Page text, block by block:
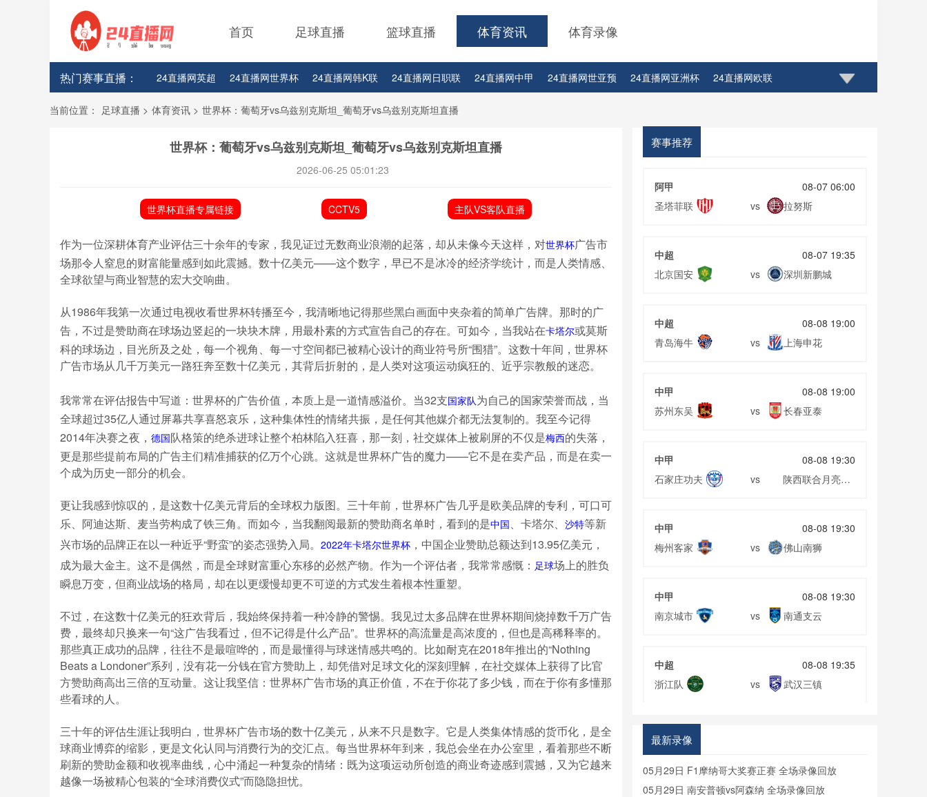
首页 足球直播 篮球直播 体育资讯 体育录像
热门赛事直播： 24直播网英超 24直播网世界杯 24直播网韩K联 24直播网日职联 24直播网中甲 24直播网世亚预 24直播网亚洲杯 24直播网欧联
24直播网意甲 24直播网法甲 24直播网西甲 24直播网德甲 24直播网欧冠
24直播网CBA浙江男篮 24直播网CBA上海男篮 24直播网CBA山西男篮 24直播网CBA山东男篮 24直播网CBA青岛男篮
24直播网CBA辽宁男篮 24直播网CBA广东男篮
24直播网CBA广厦队 24直播网CBA福建男篮 24直播网CBA浙江队 24直播网CBA四川队 24直播网CBA山西队 24直播网CBA青岛队
当前位置： 足球直播 > 体育资讯 > 世界杯：葡萄牙vs乌兹别克斯坦_葡萄牙vs乌兹别克斯坦直播
世界杯：葡萄牙vs乌兹别克斯坦_葡萄牙vs乌兹别克斯坦直播
2026-06-25 05:01:23
世界杯直播专属链接 CCTV5 主队VS客队直播
作为一位深耕体育产业评估三十余年的专家，我见证过无数商业浪潮的起落，却从未像今天这样，对世界杯广告市
场那令人窒息的财富能量感到如此震撼。数十亿美元——这个数字，早已不是冰冷的经济学统计，而是人类情感、
全球欲望与商业智慧的宏大交响曲。
从1986年我第一次通过电视收看世界杯转播至今，我清晰地记得那些黑白画面中夹杂着的简单广告牌。那时的广
告，不过是赞助商在球场边竖起的一块块木牌，用最朴素的方式宣告自己的存在。可如今，当我站在卡塔尔或莫斯
科的球场边，目光所及之处，每一个视角、每一寸空间都已被精心设计的商业符号所“围猎”。这数十年间，世界杯
广告市场从几千万美元一路狂奔至数十亿美元，其背后折射的，是人类对这项运动疯狂的、近乎宗教般的迷恋。
我常常在评估报告中写道：世界杯的广告价值，本质上是一道情感溢价。当32支国家队为自己的国家荣誉而战，当
全球超过35亿人通过屏幕共享喜怒哀乐，这种集体性的情绪共振，是任何其他媒介都无法复制的。我至今记得
2014年决赛之夜， 德国队格策的绝杀进球让整个柏林陷入狂喜，那一刻，社交媒体上被刷屏的不仅是梅西的失落，
更是那些提前布局的广告主们精准捕获的亿万个心跳。这就是世界杯广告的魔力——它不是在卖产品，而是在卖一
个成为历史一部分的机会。
更让我感到惊叹的，是这数十亿美元背后的全球权力版图。三十年前，世界杯广告几乎是欧美品牌的专利，可口可
乐、阿迪达斯、麦当劳构成了铁三角。而如今，当我翻阅最新的赞助商名单时，看到的是中国、卡塔尔、 沙特等新
兴市场的品牌正在以一种近乎“野蛮”的姿态强势入局。 2022年卡塔尔世界杯 ，中国企业赞助总额达到13.95亿美元，
成为最大金主。这不是偶然，而是全球财富重心东移的必然产物。作为一个评估者，我常常感慨： 足球场上的胜负
瞬息万变，但商业战场的格局，却在以更缓慢却更不可逆的方式发生着根本性重塑。
不过，在这数十亿美元的狂欢背后，我始终保持着一种冷静的警惕。我见过太多品牌在世界杯期间烧掉数千万广告
费，最终却只换来一句“这广告我看过，但不记得是什么产品”。世界杯的高流量是高浓度的，但也是高稀释率的。
那些真正成功的品牌，往往不是最喧哗的，而是最懂得与球迷情感共鸣的。比如耐克在2018年推出的“Nothing
Beats a Londoner”系列，没有花一分钱在官方赞助上，却凭借对足球文化的深刻理解，在社交媒体上获得了比官
方赞助商高出三倍的互动量。这让我坚信：世界杯广告市场的真正价值，不在于你花了多少钱，而在于你有多懂那
些看球的人。
三十年的评估生涯让我明白，世界杯广告市场的数十亿美元，从来不只是数字。它是人类集体情感的货币化，是全
球商业博弈的缩影，更是文化认同与消费行为的交汇点。每当世界杯年到来，我总会坐在办公室里，看着那些不断
刷新的赞助金额和收视率曲线，心中涌起一种复杂的情绪：既为这项运动所创造的商业奇迹感到震撼，又为它越来
越像一场被精心包装的“全球消费仪式”而隐隐担忧。
赛事推荐
阿甲
08-07 06:00
圣塔菲联
vs 拉努斯
中超
08-07 19:35
北京国安
vs 深圳新鹏城
中超
08-08 19:00
青岛海牛
vs 上海申花
中甲
08-08 19:00
苏州东吴
vs 长春亚泰
中甲
08-08 19:30
石家庄功夫
vs
陕西联合月亮泊
中甲
08-08 19:30
梅州客家
vs 佛山南狮
中甲
08-08 19:30
南京城市
vs 南通支云
中超
08-08 19:35
浙江队
vs 武汉三镇
中超
大连英博
最新录像
05月29日 F1摩纳哥大奖赛正赛 全场录像回放
05月29日 南安普顿vs阿森纳 全场录像回放